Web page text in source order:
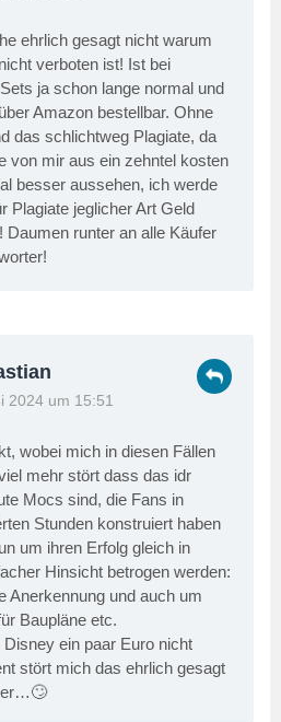
ehrlich gesagt nicht warum
verboten ist! Ist bei
ja schon lange normal und
Amazon bestellbar. Ohne
das schlichtweg Plagiate, da
von mir aus ein zehntel kosten
besser aussehen, ich werde
Plagiate jeglicher Art Geld
Daumen runter an alle Käufer
2024 um 15:51
wobei mich in diesen Fällen
mehr stört dass das idr
Mocs sind, die Fans in
Stunden konstruiert haben
um ihren Erfolg gleich in
Hinsicht betrogen werden:
Anerkennung und auch um
Baupläne etc.
Disney ein paar Euro nicht
stört mich das ehrlich gesagt